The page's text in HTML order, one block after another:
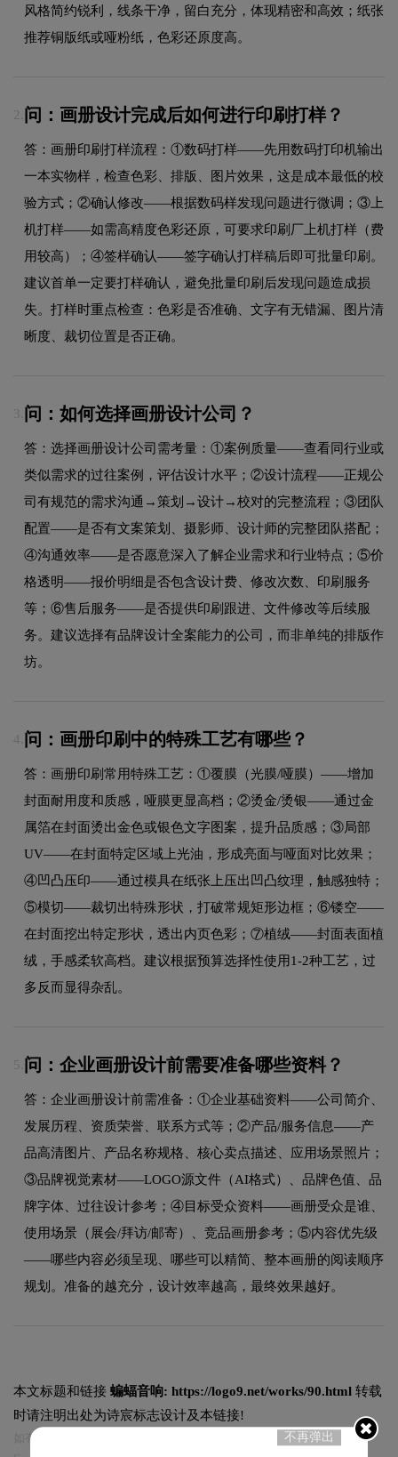
风格简约锐利，线条干净，留白充分，体现精密和高效；纸张
推荐铜版纸或哑粉纸，色彩还原度高。
2. 问：画册设计完成后如何进行印刷打样？
答：画册印刷打样流程：①数码打样——先用数码打印机输出
一本实物样，检查色彩、排版、图片效果，这是成本最低的校
验方式；②确认修改——根据数码样发现问题进行微调；③上
机打样——如需高精度色彩还原，可要求印刷厂上机打样（费
用较高）；④签样确认——签字确认打样稿后即可批量印刷。
建议首单一定要打样确认，避免批量印刷后发现问题造成损
失。打样时重点检查：色彩是否准确、文字有无错漏、图片清
晰度、裁切位置是否正确。
3. 问：如何选择画册设计公司？
答：选择画册设计公司需考量：①案例质量——查看同行业或
类似需求的过往案例，评估设计水平；②设计流程——正规公
司有规范的需求沟通→策划→设计→校对的完整流程；③团队
配置——是否有文案策划、摄影师、设计师的完整团队搭配；
④沟通效率——是否愿意深入了解企业需求和行业特点；⑤价
格透明——报价明细是否包含设计费、修改次数、印刷服务
等；⑥售后服务——是否提供印刷跟进、文件修改等后续服
务。建议选择有品牌设计全案能力的公司，而非单纯的排版作
坊。
4. 问：画册印刷中的特殊工艺有哪些？
答：画册印刷常用特殊工艺：①覆膜（光膜/哑膜）——增加
封面耐用度和质感，哑膜更显高档；②烫金/烫银——通过金
属箔在封面烫出金色或银色文字图案，提升品质感；③局部
UV——在封面特定区域上光油，形成亮面与哑面对比效果；
④凹凸压印——通过模具在纸张上压出凹凸纹理，触感独特；
⑤模切——裁切出特殊形状，打破常规矩形边框；⑥镂空——
在封面挖出特定形状，透出内页色彩；⑦植绒——封面表面植
绒，手感柔软高档。建议根据预算选择性使用1-2种工艺，过
多反而显得杂乱。
5. 问：企业画册设计前需要准备哪些资料？
答：企业画册设计前需准备：①企业基础资料——公司简介、
发展历程、资质荣誉、联系方式等；②产品/服务信息——产
品高清图片、产品名称规格、核心卖点描述、应用场景照片；
③品牌视觉素材——LOGO源文件（AI格式）、品牌色值、品
牌字体、过往设计参考；④目标受众资料——画册受众是谁、
使用场景（展会/拜访/邮寄）、竞品画册参考；⑤内容优先级
——哪些内容必须呈现、哪些可以精简、整本画册的阅读顺序
规划。准备的越充分，设计效率越高，最终效果越好。
本文标题和链接 蝙蝠音响: https://logo9.net/works/90.html 转载
时请注明出处为诗宸标志设计及本链接!
如有内容侵犯您的合法权益，请及时与我们联系
不再弹出